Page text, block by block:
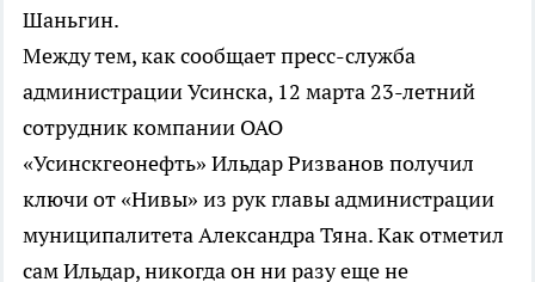
Шаньгин.
Между тем, как сообщает пресс-служба
администрации Усинска, 12 марта 23-летний
сотрудник компании ОАО
«Усинскгеонефть» Ильдар Ризванов получил
ключи от «Нивы» из рук главы администрации
муниципалитета Александра Тяна. Как отметил
сам Ильдар, никогда он ни разу еще не